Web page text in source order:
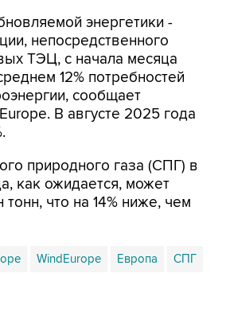
энергетики -
непосредственного
ТЭЦ, с начала месяца
12% потребностей
сообщает
В августе 2025 года
природного газа (СПГ) в
как ожидается, может
тонн, что на 14% ниже, чем
WindEurope Европа СПГ